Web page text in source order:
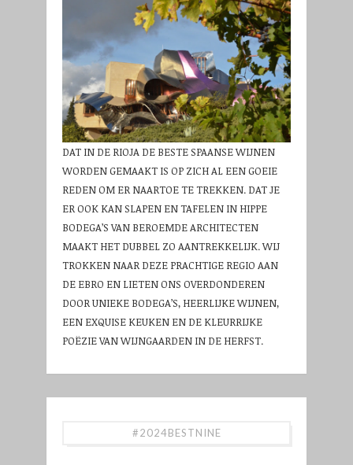
DAT IN DE RIOJA DE BESTE SPAANSE WIJNEN
WORDEN GEMAAKT IS OP ZICH AL EEN GOEIE
REDEN OM ER NAARTOE TE TREKKEN. DAT JE
ER OOK KAN SLAPEN EN TAFELEN IN HIPPE
BODEGA’S VAN BEROEMDE ARCHITECTEN
MAAKT HET DUBBEL ZO AANTREKKELIJK. WIJ
TROKKEN NAAR DEZE PRACHTIGE REGIO AAN
DE EBRO EN LIETEN ONS OVERDONDEREN
DOOR UNIEKE BODEGA’S, HEERLIJKE WIJNEN,
EEN EXQUISE KEUKEN EN DE KLEURRIJKE
POËZIE VAN WIJNGAARDEN IN DE HERFST.
#2024BESTNINE